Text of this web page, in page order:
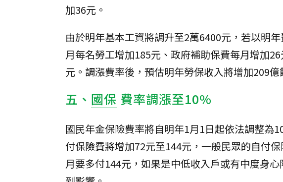
加36元。
由於明年基本工資將調升至2萬6400元，若以明
月每名勞工增加185元、政府補助保費每月增加
元。調漲費率後，預估明年勞保收入將增加209億
五、 國保 費率調漲至10%
國民年金保險費率將自明年1月1日起依法調整為
付保險費將增加72元至144元，一般民眾的自付
月要多付144元，如果是中低收入戶或有中度身